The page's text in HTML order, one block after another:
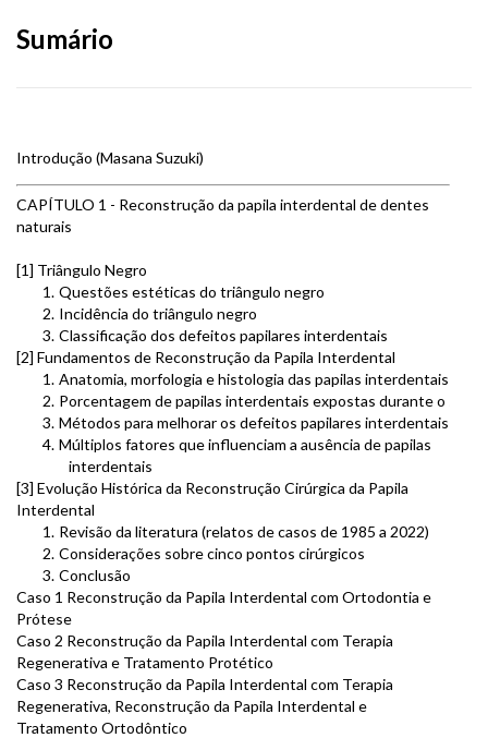
Sumário
Introdução (Masana Suzuki)
CAPÍTULO 1 - Reconstrução da papila interdental de dentes
naturais
[1] Triângulo Negro
1. Questões estéticas do triângulo negro
2. Incidência do triângulo negro
3. Classificação dos defeitos papilares interdentais
[2] Fundamentos de Reconstrução da Papila Interdental
1. Anatomia, morfologia e histologia das papilas interdentais
2. Porcentagem de papilas interdentais expostas durante o
3. Métodos para melhorar os defeitos papilares interdentais
4. Múltiplos fatores que influenciam a ausência de papilas
interdentais
[3] Evolução Histórica da Reconstrução Cirúrgica da Papila
Interdental
1. Revisão da literatura (relatos de casos de 1985 a 2022)
2. Considerações sobre cinco pontos cirúrgicos
3. Conclusão
Caso 1 Reconstrução da Papila Interdental com Ortodontia e
Prótese
Caso 2 Reconstrução da Papila Interdental com Terapia
Regenerativa e Tratamento Protético
Caso 3 Reconstrução da Papila Interdental com Terapia
Regenerativa, Reconstrução da Papila Interdental e
Tratamento Ortodôntico